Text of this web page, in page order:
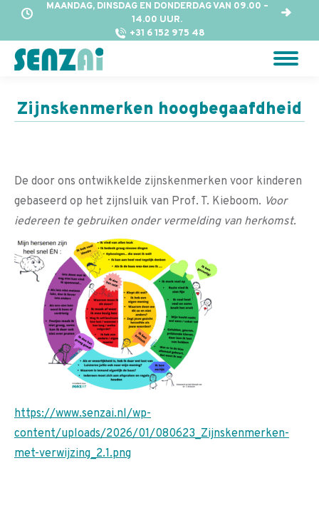
MAANDAG, DINSDAG EN DONDERDAG VAN 09.00 –
14.00 UUR.
+31 6 152 975 48
Zijnskenmerken hoogbegaafdheid
De door ons ontwikkelde zijnskenmerken voor kinderen
gebaseerd op het zijnsluik van Prof. T. Kieboom. Voor
iedereen te gebruiken onder vermelding van herkomst.
https://www.senzai.nl/wp-
content/uploads/2026/01/080623_Zijnskenmerken-
met-verwijzing_2.1.png